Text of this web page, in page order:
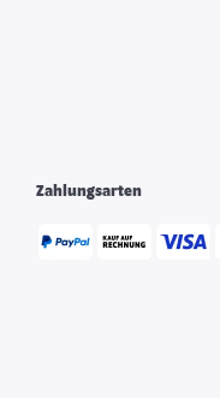
Zahlungsarten